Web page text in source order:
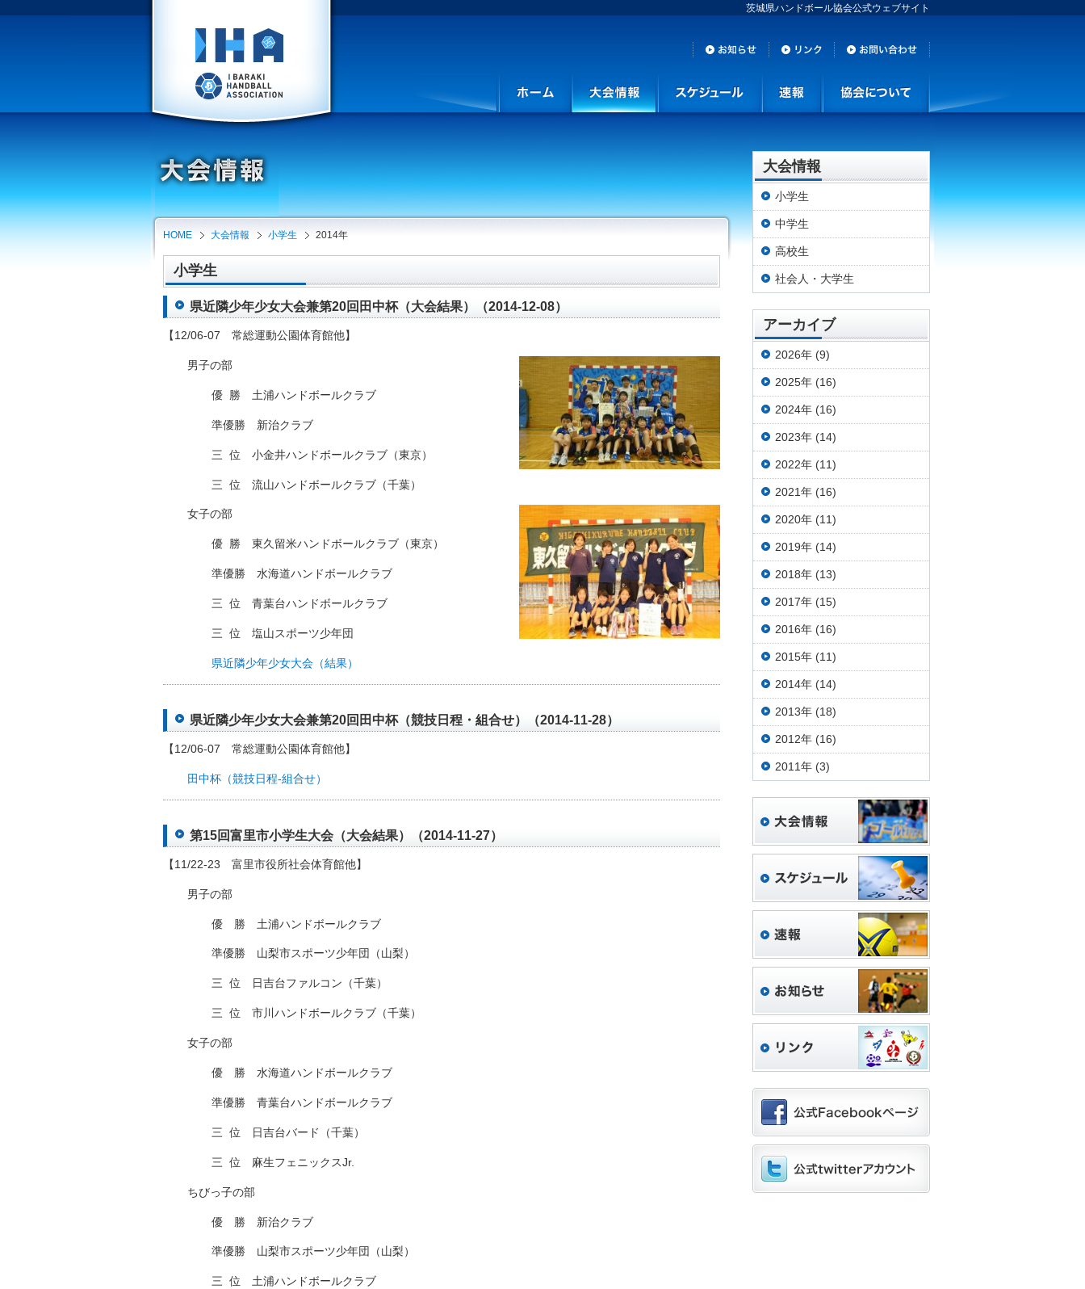
茨城県ハンドボール協会公式ウェブサイト
HOME 大会情報 小学生 2014年
小学生
県近隣少年少女大会兼第20回田中杯（大会結果）（2014-12-08）
【12/06-07 常総運動公園体育館他】
男子の部
優 勝 土浦ハンドボールクラブ
準優勝 新治クラブ
三 位 小金井ハンドボールクラブ（東京）
三 位 流山ハンドボールクラブ（千葉）
女子の部
優 勝 東久留米ハンドボールクラブ（東京）
準優勝 水海道ハンドボールクラブ
三 位 青葉台ハンドボールクラブ
三 位 塩山スポーツ少年団
県近隣少年少女大会（結果）
県近隣少年少女大会兼第20回田中杯（競技日程・組合せ）（2014-11-28）
【12/06-07 常総運動公園体育館他】
田中杯（競技日程-組合せ）
第15回富里市小学生大会（大会結果）（2014-11-27）
【11/22-23 富里市役所社会体育館他】
男子の部
優 勝 土浦ハンドボールクラブ
準優勝 山梨市スポーツ少年団（山梨）
三 位 日吉台ファルコン（千葉）
三 位 市川ハンドボールクラブ（千葉）
女子の部
優 勝 水海道ハンドボールクラブ
準優勝 青葉台ハンドボールクラブ
三 位 日吉台バード（千葉）
三 位 麻生フェニックスJr.
ちびっ子の部
優 勝 新治クラブ
準優勝 山梨市スポーツ少年団（山梨）
三 位 土浦ハンドボールクラブ
大会情報
小学生
中学生
高校生
社会人・大学生
アーカイブ
2026年 (9)
2025年 (16)
2024年 (16)
2023年 (14)
2022年 (11)
2021年 (16)
2020年 (11)
2019年 (14)
2018年 (13)
2017年 (15)
2016年 (16)
2015年 (11)
2014年 (14)
2013年 (18)
2012年 (16)
2011年 (3)